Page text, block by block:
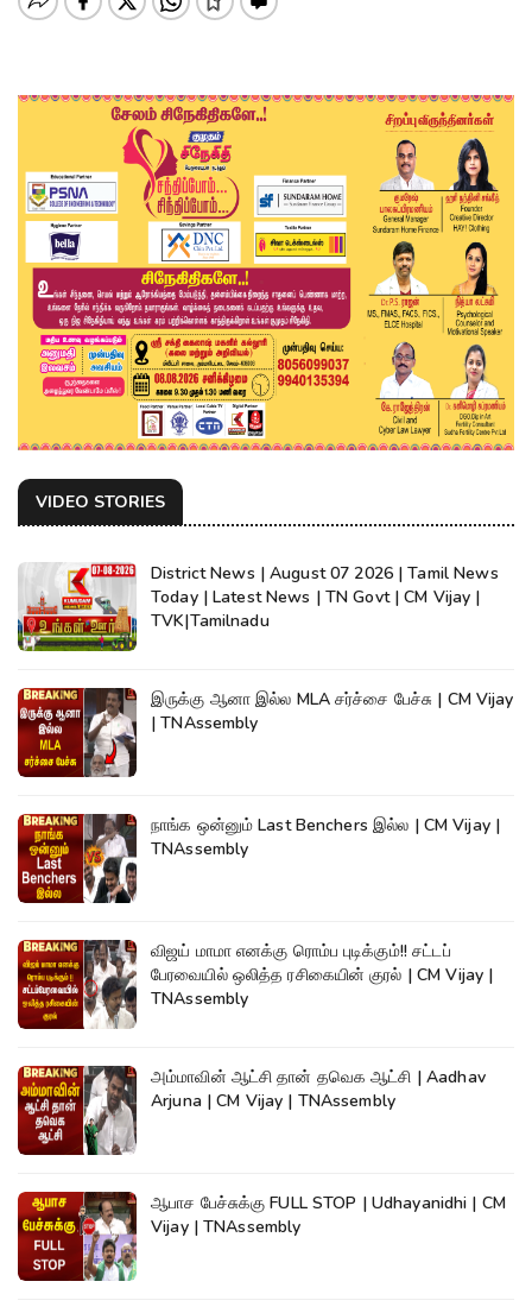
VIDEO STORIES
District News | August 07 2026 | Tamil News
Today | Latest News | TN Govt | CM Vijay |
TVK|Tamilnadu
இருக்கு ஆனா இல்ல MLA சர்ச்சை பேச்சு | CM Vijay
| TNAssembly
நாங்க ஒன்னும் Last Benchers இல்ல | CM Vijay |
TNAssembly
விஜய் மாமா எனக்கு ரொம்ப புடிக்கும்!! சட்டப்
பேரவையில் ஒலித்த ரசிகையின் குரல் | CM Vijay |
TNAssembly
அம்மாவின் ஆட்சி தான் தவெக ஆட்சி | Aadhav
Arjuna | CM Vijay | TNAssembly
ஆபாச பேச்சுக்கு FULL STOP | Udhayanidhi | CM
Vijay | TNAssembly